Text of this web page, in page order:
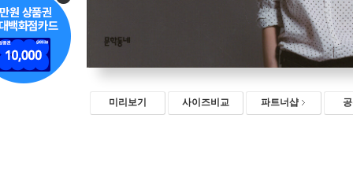
미리보기 사이즈비교 파트너샵